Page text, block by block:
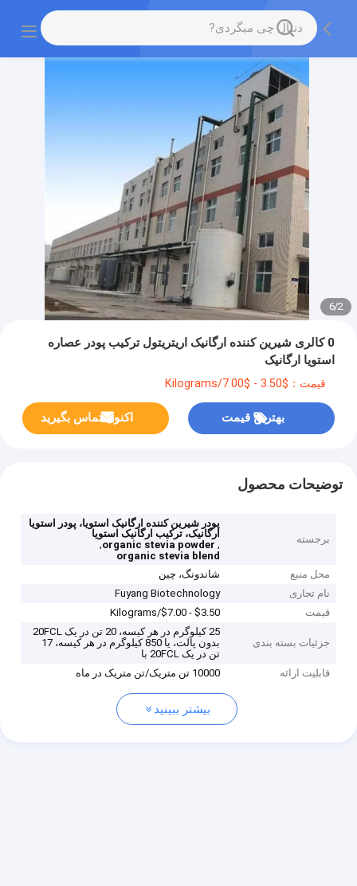
2
/
6
0 کالری شیرین کننده ارگانیک اریتریتول ترکیب پودر عصاره
استویا ارگانیک
قیمت：$3.50 - $7.00/Kilograms
بهترین قیمت اکنون تماس بگیرید
توضیحات محصول
برجسته
پودر شیرین کننده ارگانیک استویا، پودر استویا
ارگانیک، ترکیب ارگانیک استویا
,
organic stevia powder
,
organic stevia blend
محل منبع
شاندونگ، چین
نام تجاری
Fuyang Biotechnology
قیمت
$3.50 - $7.00/Kilograms
جزئیات بسته بندی
25 کیلوگرم در هر کیسه، 20 تن در یک 20FCL
بدون پالت، یا 850 کیلوگرم در هر کیسه، 17
تن در یک 20FCL با
قابلیت ارائه
10000 تن متریک/تن متریک در ماه
بیشتر ببینید